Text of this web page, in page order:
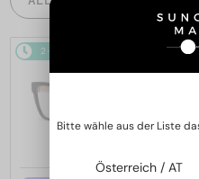
2-4 WERKTAGE
Bitte wähle aus der Liste
Österreich / AT